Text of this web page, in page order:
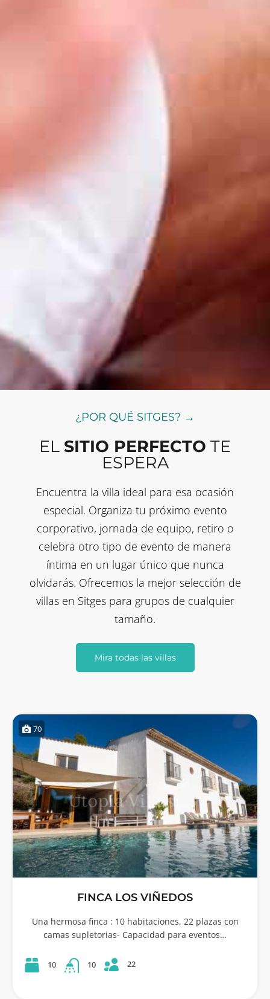
¿POR QUÉ SITGES? →
EL SITIO PERFECTO TE
ESPERA
Encuentra la villa ideal para esa ocasión
especial. Organiza tu próximo evento
corporativo, jornada de equipo, retiro o
celebra otro tipo de evento de manera
íntima en un lugar único que nunca
olvidarás. Ofrecemos la mejor selección de
villas en Sitges para grupos de cualquier
tamaño.
Mira todas las villas
70
FINCA LOS VIÑEDOS
Una hermosa finca : 10 habitaciones, 22 plazas con
camas supletorias- Capacidad para eventos…
10 10 22